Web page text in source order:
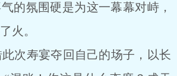
的氛围硬是为这一幕幕对峙，
火。
寿宴夺回自己的场子，以长